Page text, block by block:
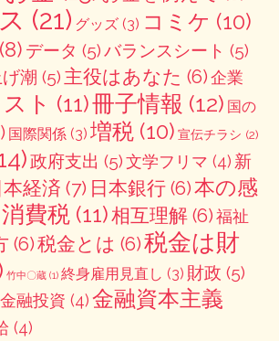
(21) グッズ (3) コミケ (10)
(8) データ (5)バランスシート (5)
潮 (5) 主役はあなた (6)企業
ト (11)冊子情報 (12) 国の
国際関係 (3) 増税 (10) 宣伝チラシ (2)
政府支出 (5)文学フリマ (4) 新
本経済 (7) 日本銀行 (6)本の感
消費税 (11)相互理解 (6)福祉
(6)税金とは (6)税金は財
竹中〇蔵 (1) 終身雇用見直し (3) 財政 (5)
金融投資 (4)金融資本主義
(4)